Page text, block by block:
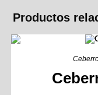
Productos